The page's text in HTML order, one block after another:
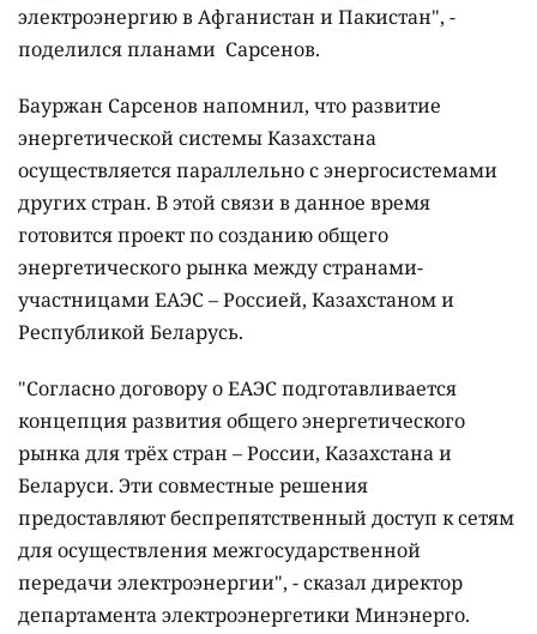
электроэнергию в Афганистан и Пакистан", -
поделился планами Сарсенов.
Бауржан Сарсенов напомнил, что развитие
энергетической системы Казахстана
осуществляется параллельно с энергосистемами
других стран. В этой связи в данное время
готовится проект по созданию общего
энергетического рынка между странами-
участницами ЕАЭС – Россией, Казахстаном и
Республикой Беларусь.
"Согласно договору о ЕАЭС подготавливается
концепция развития общего энергетического
рынка для трёх стран – России, Казахстана и
Беларуси. Эти совместные решения
предоставляют беспрепятственный доступ к сетям
для осуществления межгосударственной
передачи электроэнергии", - сказал директор
департамента электроэнергетики Минэнерго.